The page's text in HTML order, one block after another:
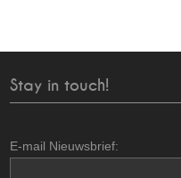
Stay in touch!
E-mail Nieuwsbrief: